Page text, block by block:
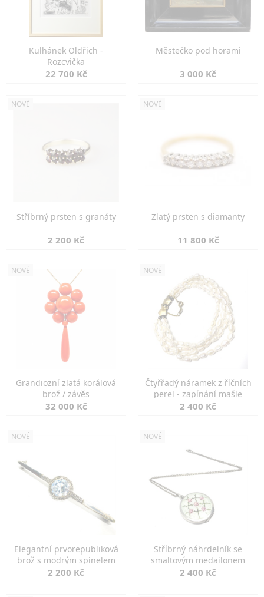
Kulhánek Oldřich -
Rozcvička
22 700 Kč
Městečko pod horami
3 000 Kč
NOVÉ
Stříbrný prsten s granáty
2 200 Kč
NOVÉ
Zlatý prsten s diamanty
11 800 Kč
NOVÉ
Grandiozní zlatá korálová
brož / závěs
32 000 Kč
NOVÉ
Čtyřřadý náramek z říčních
perel - zapínání mašle
2 400 Kč
NOVÉ
Elegantní prvorepubliková
brož s modrým spinelem
2 200 Kč
NOVÉ
Stříbrný náhrdelník se
smaltovým medailonem
2 400 Kč